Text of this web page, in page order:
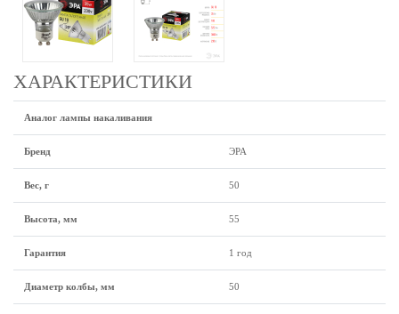
ХАРАКТЕРИСТИКИ
Аналог лампы накаливания
Бренд ЭРА
Вес, г 50
Высота, мм 55
Гарантия 1 год
Диаметр колбы, мм 50